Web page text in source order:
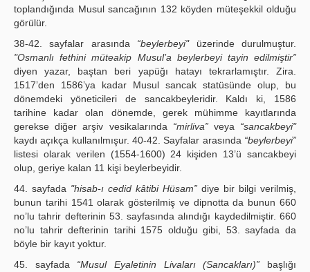
toplandığında Musul sancağının 132 köyden müteşekkil olduğu
görülür.
38-42. sayfalar arasında “beylerbeyi"üzerinde durulmuştur.
"Osmanlı fethini müteakip Musul’a beylerbeyi tayin edilmiştir”
diyen yazar, baştan beri yapüğı hatayı tekrarlamıştır. Zira.
1517’den 1586’ya kadar Musul sancak statüsünde olup, bu
dönemdeki yöneticileri de sancakbeyleridir. Kaldı ki, 1586
tarihine kadar olan dönemde, gerek mühimme kayıtlarında
gerekse diğer arşiv vesikalarında “mirliva”veya “sancakbeyi"
kaydı açıkça kullanılmışur. 40-42. Sayfalar arasında “beylerbeyi”
listesi olarak verilen (1554-1600) 24 kişiden 13’ü sancakbeyi
olup, geriye kalan 11 kişi beylerbeyidir.
44. sayfada "hisab-ı cedid kâtibi Hüsam” diye bir bilgi verilmiş,
bunun tarihi 1541 olarak gösterilmiş ve dipnotta da bunun 660
no’lu tahrir defterinin 53. sayfasında alındığı kaydedilmiştir. 660
no’lu tahrir defterinin tarihi 1575 olduğu gibi, 53. sayfada da
böyle bir kayıt yoktur.
45. sayfada “Musul Eyaletinin Livaları (Sancakları)” başlığı